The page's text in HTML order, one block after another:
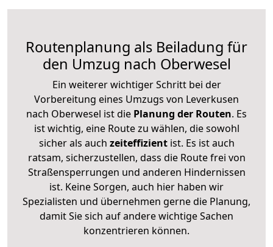
Routenplanung als Beiladung für
den Umzug nach Oberwesel
Ein weiterer wichtiger Schritt bei der
Vorbereitung eines Umzugs von Leverkusen
nach Oberwesel ist die Planung der Routen. Es
ist wichtig, eine Route zu wählen, die sowohl
sicher als auch zeiteffizientist. Es ist auch
ratsam, sicherzustellen, dass die Route frei von
Straßensperrungen und anderen Hindernissen
ist. Keine Sorgen, auch hier haben wir
Spezialisten und übernehmen gerne die Planung,
damit Sie sich auf andere wichtige Sachen
konzentrieren können.